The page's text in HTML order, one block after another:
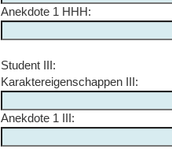
Anekdote 1 HHH:
Student III:
Karaktereigenschappen III:
Anekdote 1 III: